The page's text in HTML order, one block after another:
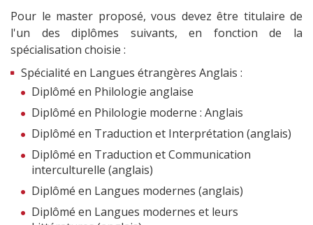
Pour le master proposé, vous devez être titulaire de
l'un des diplômes suivants, en fonction de la
spécialisation choisie :
Spécialité en Langues étrangères Anglais :
Diplômé en Philologie anglaise
Diplômé en Philologie moderne : Anglais
Diplômé en Traduction et Interprétation (anglais)
Diplômé en Traduction et Communication
interculturelle (anglais)
Diplômé en Langues modernes (anglais)
Diplômé en Langues modernes et leurs